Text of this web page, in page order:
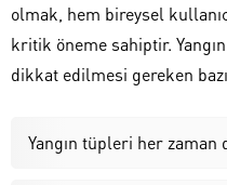
olmak, hem bireysel
kritik öneme sahiptir.
dikkat edilmesi gereken
Yangın tüpleri her zaman